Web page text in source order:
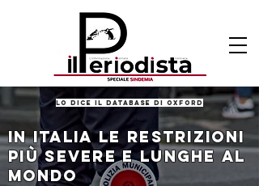
lo dice il database di oxford
IN ITALIA LE RESTRIZIONI
PIù SEVERE E LUNGHE AL
MONDO